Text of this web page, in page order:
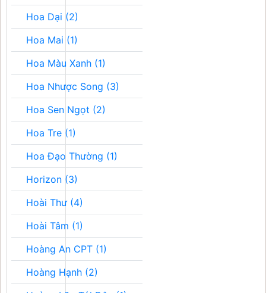
Hoa Dại (2)
Hoa Mai (1)
Hoa Màu Xanh (1)
Hoa Nhược Song (3)
Hoa Sen Ngọt (2)
Hoa Tre (1)
Hoa Đạo Thường (1)
Horizon (3)
Hoài Thư (4)
Hoài Tâm (1)
Hoàng An CPT (1)
Hoàng Hạnh (2)